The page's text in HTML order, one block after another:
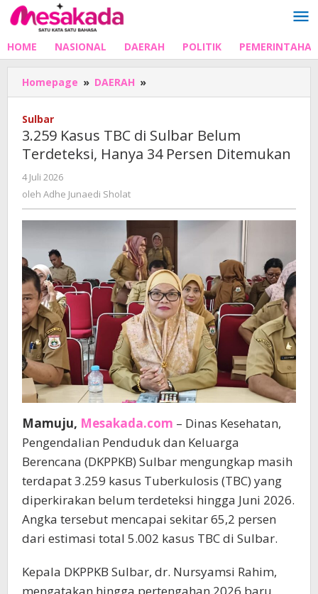
Lewati
ke
HOME NASIONAL DAERAH POLITIK
Homepage » DAERAH »
Kasus
Sulbar
Belum
Ditemukan
Sulbar
3.259 Kasus TBC di Sulbar Belum
Terdeteksi, Hanya 34 Persen Ditemukan
4 Juli 2026
Adhe
Junaedi
oleh Adhe Junaedi Sholat
Mamuju, Mesakada.com – Dinas Kesehatan,
Pengendalian Penduduk dan Keluarga
Berencana (DKPPKB) Sulbar mengungkap masih
terdapat 3.259 kasus Tuberkulosis (TBC) yang
diperkirakan belum terdeteksi hingga Juni 2026.
Angka tersebut mencapai sekitar 65,2 persen
dari estimasi total 5.002 kasus TBC di Sulbar.
Kepala DKPPKB Sulbar, dr. Nursyamsi Rahim,